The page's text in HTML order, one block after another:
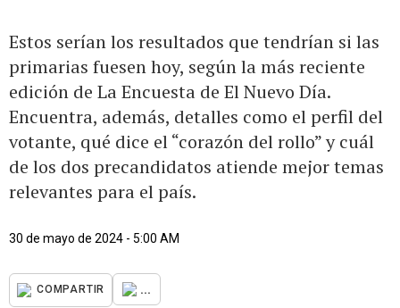
Estos serían los resultados que tendrían si las
primarias fuesen hoy, según la más reciente
edición de La Encuesta de El Nuevo Día.
Encuentra, además, detalles como el perfil del
votante, qué dice el “corazón del rollo” y cuál
de los dos precandidatos atiende mejor temas
relevantes para el país.
30 de mayo de 2024 - 5:00 AM
COMPARTIR ...